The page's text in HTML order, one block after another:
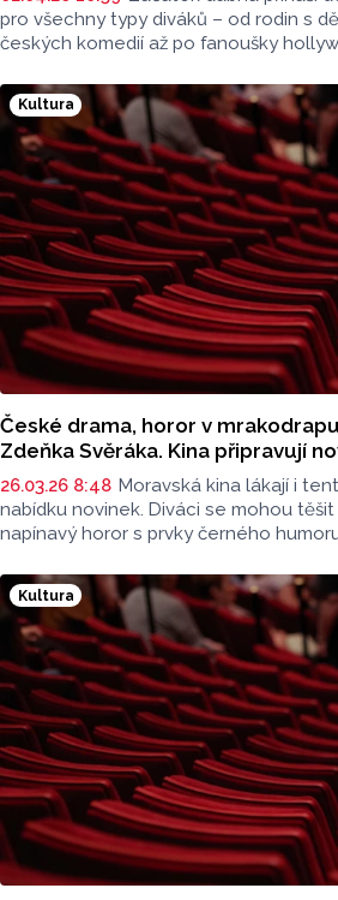
pro všechny typy diváků – od rodin s
českých komedií až po fanoušky
Kobzou pro Radio Haná filmový expert
z Premiere Cinemas Olomouc.
Kultura
České drama, horor v
Zdeňka Svěráka. Kina připravují
26.03.26 8:48 Moravská kina lákají i
nabídku novinek. Diváci se mohou
napínavý horor s prvky černého
filmový expert Honza Tománek z kina
Kultura